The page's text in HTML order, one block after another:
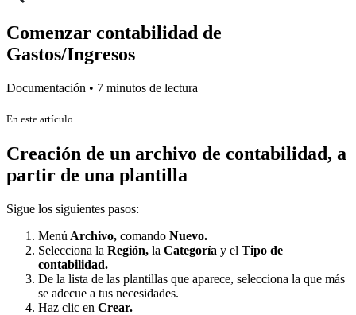
Comenzar contabilidad de
Gastos/Ingresos
Documentación • 7 minutos de lectura
En este artículo
Creación de un archivo de contabilidad, a
partir de una plantilla
Sigue los siguientes pasos:
Menú Archivo, comando Nuevo.
Selecciona la Región, la Categoría y el Tipo de
contabilidad.
De la lista de las plantillas que aparece, selecciona la que más
se adecue a tus necesidades.
Haz clic en Crear.